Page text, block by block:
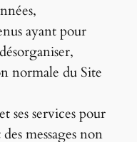
ayant pour
normale du Site
ses services pour
messages non